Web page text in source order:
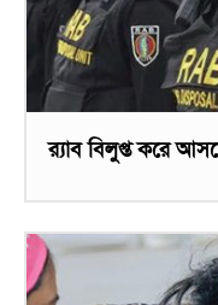
র‌্যাব বিলুপ্ত করে